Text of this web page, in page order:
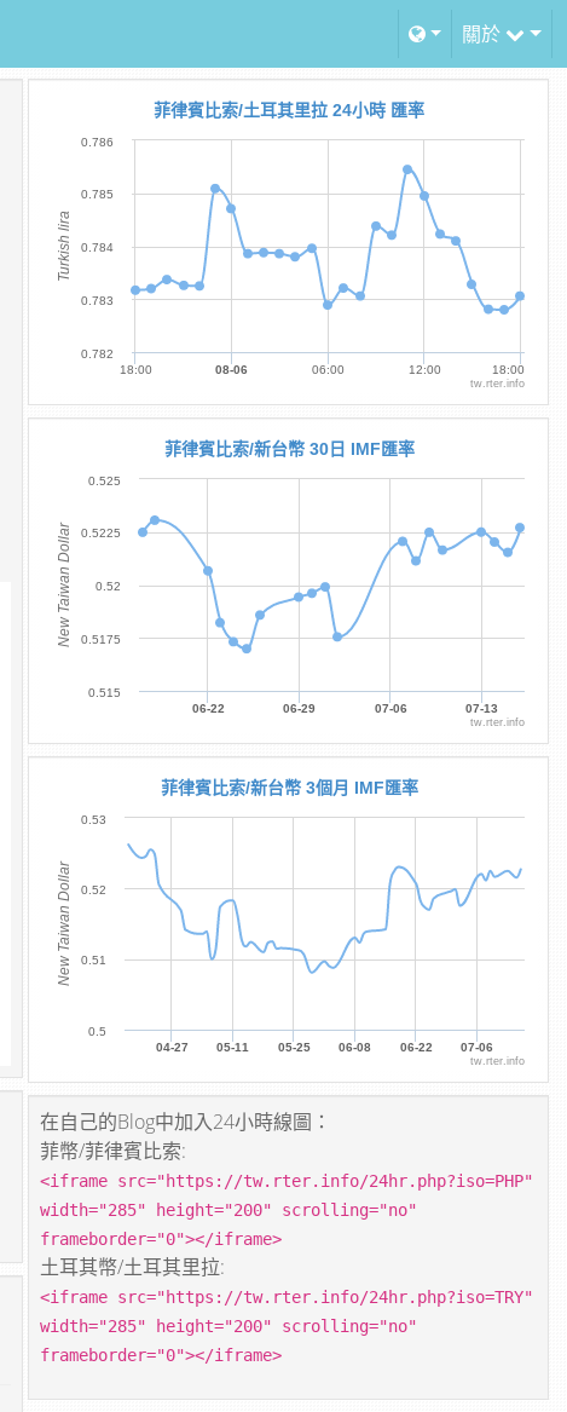
關於
Turkish lira
菲律賓比索/土耳其里拉 24小時 匯率
18:00 08-06 06:00 12:00 18:00
0.782
0.783
0.784
0.785
0.786
tw.rter.info
New Taiwan Dollar
菲律賓比索/新台幣 30日 IMF匯率
06-22 06-29 07-06 07-13
0.515
0.5175
0.52
0.5225
0.525
tw.rter.info
New Taiwan Dollar
菲律賓比索/新台幣 3個月 IMF匯率
04-27 05-11 05-25 06-08 06-22 07-06
0.5
0.51
0.52
0.53
tw.rter.info
在自己的Blog中加入24小時線圖：
菲幣/菲律賓比索:
<iframe src="https://tw.rter.info/24hr.php?iso=PHP"
width="285" height="200" scrolling="no"
frameborder="0"></iframe>
土耳其幣/土耳其里拉:
<iframe src="https://tw.rter.info/24hr.php?iso=TRY"
width="285" height="200" scrolling="no"
frameborder="0"></iframe>